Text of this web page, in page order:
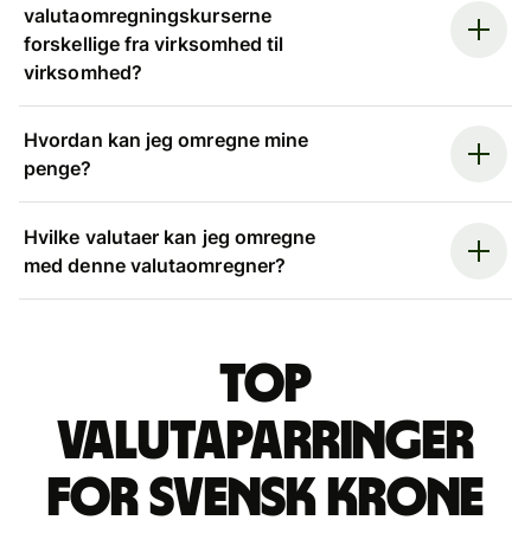
valutaomregningskurserne
forskellige fra virksomhed til
virksomhed?
Hvordan kan jeg omregne mine
penge?
Hvilke valutaer kan jeg omregne
med denne valutaomregner?
Top
valutaparringer
for svensk krone